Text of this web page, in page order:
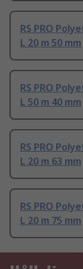
RS PRO
L 20 m 50 mm
RS PRO
L 50 m 40 mm
RS PRO
L 20 m 63 mm
RS PRO
L 20 m 75 mm